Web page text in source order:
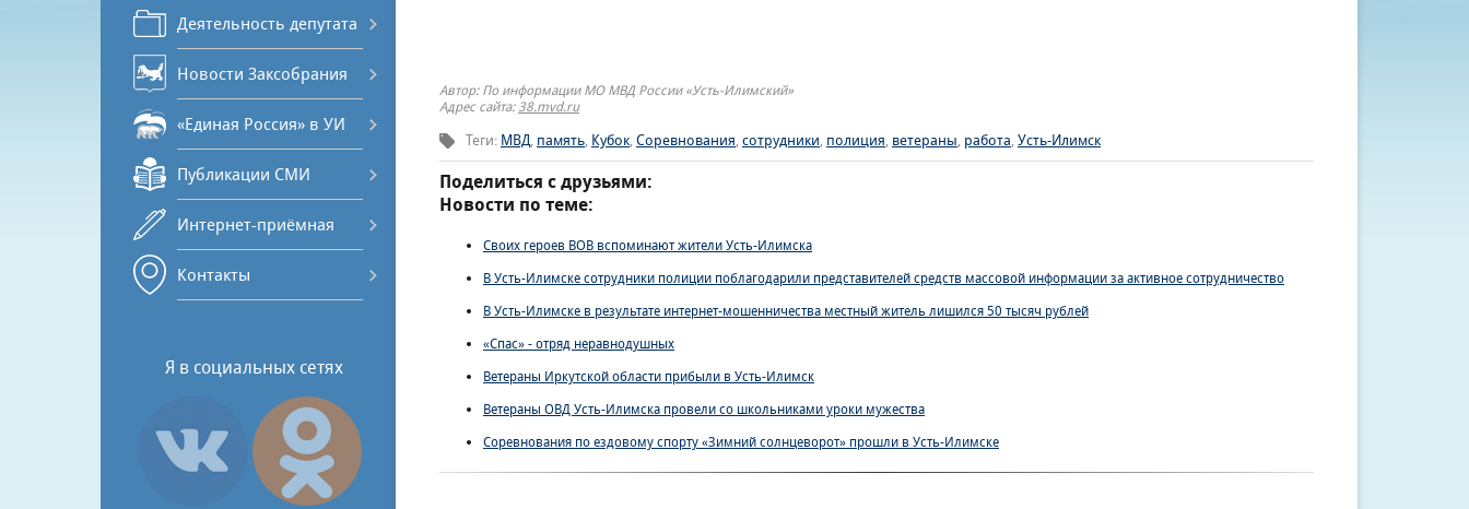
Деятельность депутата
Новости Заксобрания
«Единая Россия» в УИ
Публикации СМИ
Интернет-приёмная
Контакты
Я в социальных сетях
Автор: По информации МО МВД России «Усть-Илимский»
Адрес сайта:38.mvd.ru
Теги: МВД, память, Кубок,Соревнования,сотрудники, полиция, ветераны, работа,Усть-Илимск
Поделиться с друзьями:
Новости по теме:
Своих героев ВОВ вспоминают жители Усть-Илимска
В Усть-Илимске сотрудники полиции поблагодарили представителей средств массовой информации за активное сотрудничество
В Усть-Илимске в результате интернет-мошенничества местный житель лишился 50 тысяч рублей
«Спас» - отряд неравнодушных
Ветераны Иркутской области прибыли в Усть-Илимск
Ветераны ОВД Усть-Илимска провели со школьниками уроки мужества
Соревнования по ездовому спорту «Зимний солнцеворот» прошли в Усть-Илимске